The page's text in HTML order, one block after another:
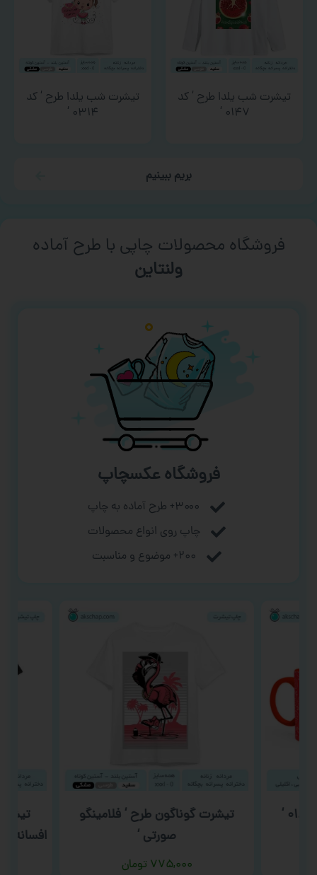
تیشرت شب یلدا طرح ‘ کد
۰۱۴۷ ‘
تیشرت شب یلدا طرح ‘ کد
۰۳۱۴ ‘
بریم ببینیم
فروشگاه محصولات چاپی با طرح آماده
ورزشی
فروشگاه عکسچاپ
۳۰۰۰+ طرح آماده به چاپ
چاپ روی انواع محصولات
۲۰۰+ موضوع و مناسبت
تیشرت گوناگون طرح ‘ فلامینگو
صورتی ‘
۷۷۵,۰۰۰ تومان
افسانه